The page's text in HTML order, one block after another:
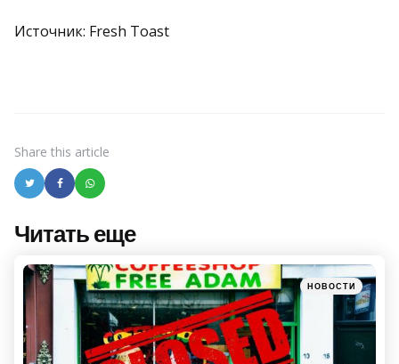
Источник: Fresh Toast
Share this article
Читать еще
Post
navigation
Posted
in
НОВОСТИ